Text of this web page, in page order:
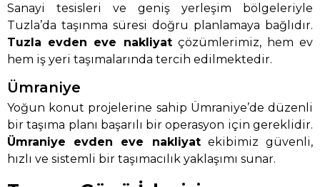
Sanayi tesisleri ve geniş yerleşim bölgeleriyle
Tuzla’da taşınma süresi doğru planlamaya bağlıdır.
Tuzla evden eve nakliyatçözümlerimiz, hem ev
hem iş yeri taşımalarında tercih edilmektedir.
Ümraniye
Yoğun konut projelerine sahip Ümraniye’de düzenli
bir taşıma planı başarılı bir operasyon için gereklidir.
Ümraniye evden eve nakliyatekibimiz güvenli,
hızlı ve sistemli bir taşımacılık yaklaşımı sunar.